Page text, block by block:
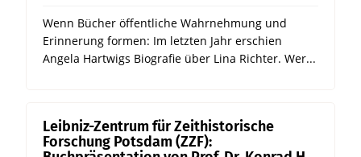
Wenn Bücher öffentliche Wahrnehmung und
Erinnerung formen: Im letzten Jahr erschien
Angela Hartwigs Biografie über Lina Richter. Wer...
Leibniz-Zentrum für Zeithistorische
Forschung Potsdam (ZZF):